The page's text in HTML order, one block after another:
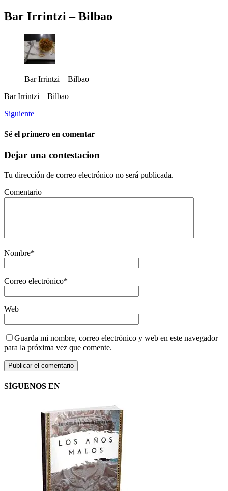
Bar Irrintzi – Bilbao
Bar Irrintzi – Bilbao
Bar Irrintzi – Bilbao
Siguiente
Sé el primero en comentar
Dejar una contestacion
Tu dirección de correo electrónico no será publicada.
Comentario
Nombre*
Correo electrónico*
Web
Guarda mi nombre, correo electrónico y web en este navegador
para la próxima vez que comente.
SÍGUENOS EN